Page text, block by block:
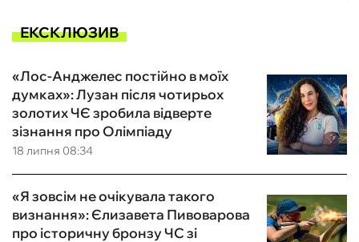
ЕКСКЛЮЗИВ
18 липня 08:34
«Лос-Анджелес постійно в моїх
думках»: Лузан після чотирьох
золотих ЧЄ зробила відверте
зізнання про Олімпіаду
«Я зовсім не очікувала такого
визнання»: Єлизавета Пивоварова
про історичну бронзу ЧС зі